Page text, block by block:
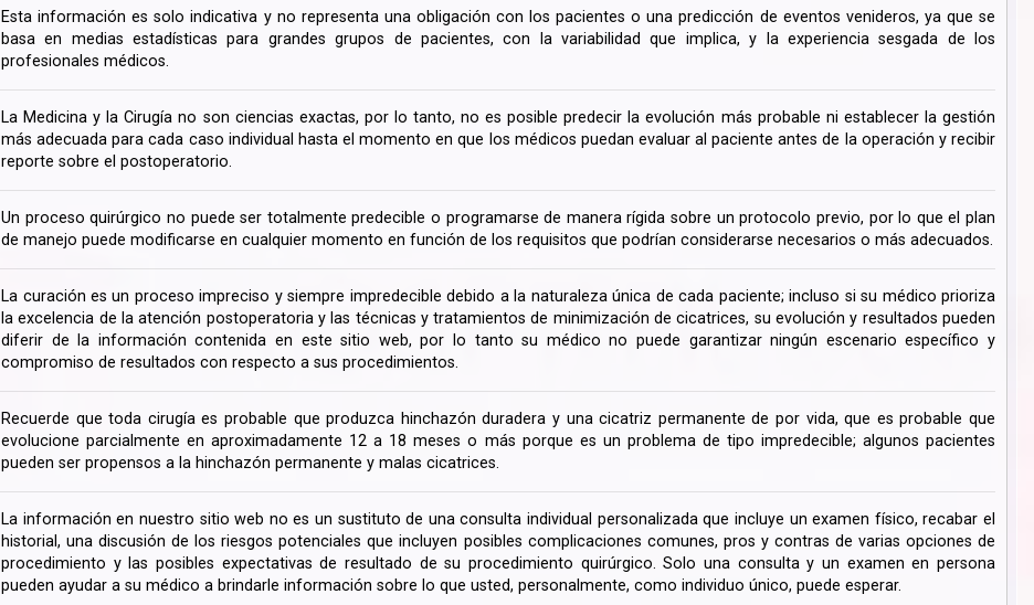
Esta información es solo indicativa y no representa una obligación con los pacientes o una predicción de eventos venideros, ya que se
basa en medias estadísticas para grandes grupos de pacientes, con la variabilidad que implica, y la experiencia sesgada de los
profesionales médicos.
La Medicina y la Cirugía no son ciencias exactas, por lo tanto, no es posible predecir la evolución más probable ni establecer la gestión
más adecuada para cada caso individual hasta el momento en que los médicos puedan evaluar al paciente antes de la operación y recibir
reporte sobre el postoperatorio.
Un proceso quirúrgico no puede ser totalmente predecible o programarse de manera rígida sobre un protocolo previo, por lo que el plan
de manejo puede modificarse en cualquier momento en función de los requisitos que podrían considerarse necesarios o más adecuados.
La curación es un proceso impreciso y siempre impredecible debido a la naturaleza única de cada paciente; incluso si su médico prioriza
la excelencia de la atención postoperatoria y las técnicas y tratamientos de minimización de cicatrices, su evolución y resultados pueden
diferir de la información contenida en este sitio web, por lo tanto su médico no puede garantizar ningún escenario específico y
compromiso de resultados con respecto a sus procedimientos.
Recuerde que toda cirugía es probable que produzca hinchazón duradera y una cicatriz permanente de por vida, que es probable que
evolucione parcialmente en aproximadamente 12 a 18 meses o más porque es un problema de tipo impredecible; algunos pacientes
pueden ser propensos a la hinchazón permanente y malas cicatrices.
La información en nuestro sitio web no es un sustituto de una consulta individual personalizada que incluye un examen físico, recabar el
historial, una discusión de los riesgos potenciales que incluyen posibles complicaciones comunes, pros y contras de varias opciones de
procedimiento y las posibles expectativas de resultado de su procedimiento quirúrgico. Solo una consulta y un examen en persona
pueden ayudar a su médico a brindarle información sobre lo que usted, personalmente, como individuo único, puede esperar.